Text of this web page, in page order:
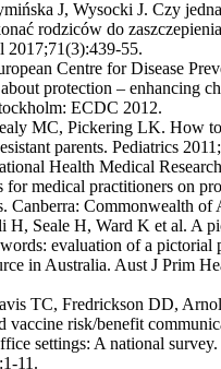
J, Wysocki J. Czy
rodziców do
2017;71(3):439-55.
Centre for Disease
protection – enhancing
ECDC 2012.
MC, Pickering LK. How
parents. Pediatrics
Health Medical
for medical practitioners on
Canberra: Commonwealth of
H, Seale H, Ward K et al. A
evaluation of a pictorial
in Australia. Aust J Prim
TC, Fredrickson DD,
vaccine risk/benefit
settings: A national
11.